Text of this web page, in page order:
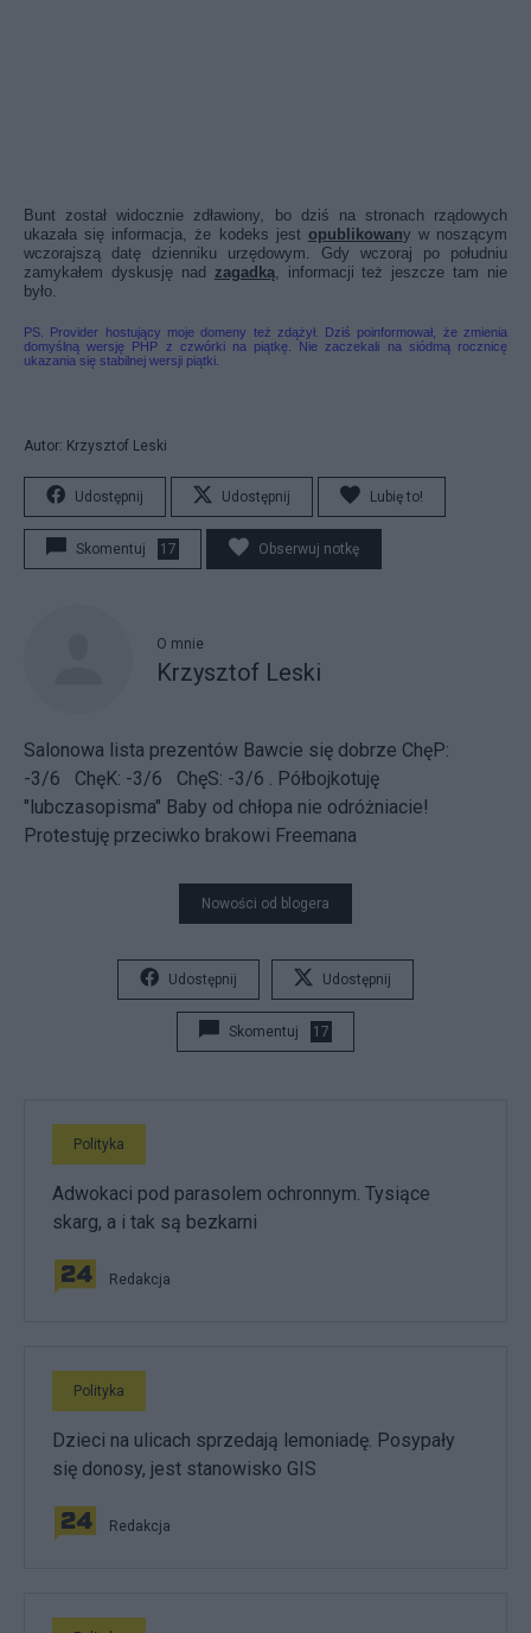
Bunt został widocznie zdławiony, bo dziś na stronach rządowych
ukazała się informacja, że kodeks jest opublikowany w noszącym
wczorajszą datę dzienniku urzędowym. Gdy wczoraj po południu
zamykałem dyskusję nad zagadką, informacji też jeszcze tam nie
było.
PS. Provider hostujący moje domeny też zdążył. Dziś poinformował, że zmienia
domyślną wersję PHP z czwórki na piątkę. Nie zaczekali na siódmą rocznicę
ukazania się stabilnej wersji piątki.
Autor: Krzysztof Leski
Udostępnij Udostępnij Lubię to!
Skomentuj 17 Obserwuj notkę
O mnie
Krzysztof Leski
Salonowa lista prezentów Bawcie się dobrze ChęP:
-3/6 ChęK: -3/6 ChęS: -3/6
Półbojkotuję
"lubczasopisma" Baby od chłopa nie odróżniacie!
Protestuję przeciwko brakowi Freemana
Nowości od blogera
Udostępnij Udostępnij
Skomentuj 17
Polityka
Adwokaci pod parasolem ochronnym. Tysiące
skarg, a i tak są bezkarni
Redakcja
Polityka
Dzieci na ulicach sprzedają lemoniadę. Posypały
się donosy, jest stanowisko GIS
Redakcja